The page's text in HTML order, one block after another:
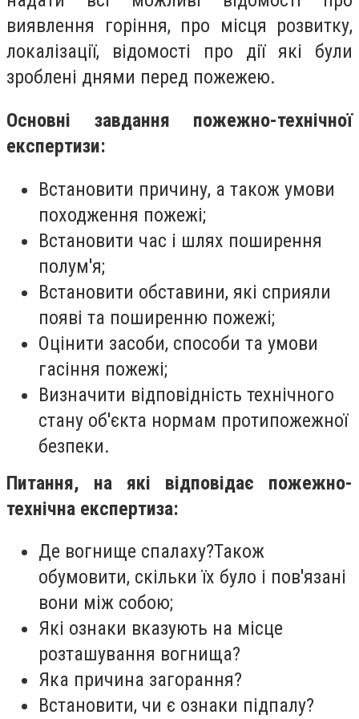
виявлення горіння, про місця розвитку,
локалізації, відомості про дії які були
зроблені днями перед пожежею.
Основні завдання пожежно-технічної
експертизи:
Встановити причину, а також умови
походження пожежі;
Встановити час і шлях поширення
полум'я;
Встановити обставини, які сприяли
появі та поширенню пожежі;
Оцінити засоби, способи та умови
гасіння пожежі;
Визначити відповідність технічного
стану об'єкта нормам протипожежної
безпеки.
Питання, на які відповідає пожежно-
технічна експертиза:
Де вогнище спалаху?Також
обумовити, скільки їх було і пов'язані
вони між собою;
Які ознаки вказують на місце
розташування вогнища?
Яка причина загорання?
Встановити, чи є ознаки підпалу?